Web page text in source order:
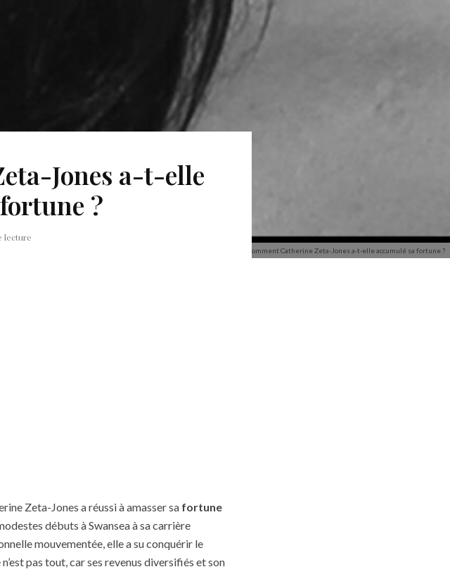
Comment Catherine Zeta-Jones a-t-elle accumulé sa fortune ?
Jones a-t-elle
?
lecture
Zeta-Jones a réussi à amasser sa fortune
débuts à Swansea à sa carrière
mouvementée, elle a su conquérir le
pas tout, car ses revenus diversifiés et son